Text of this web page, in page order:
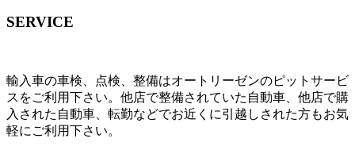
SERVICE
輸入車の車検、点検、整備はオートリーゼンのピットサービ
スをご利用下さい。他店で整備されていた自動車、他店で購
入された自動車、転勤などでお近くに引越しされた方もお気
軽にご利用下さい。